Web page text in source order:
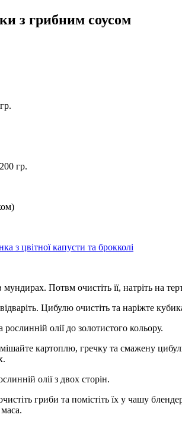
з грибним соусом
гр.
з цвітної капусти та брокколі
мундирах. Потвм очистіть її, натріть на
Цибулю очистіть та наріжте
олії до золотистого кольору.
картоплю, гречку та смажену
олії з двох сторін.
гриби та помістіть їх у чашу